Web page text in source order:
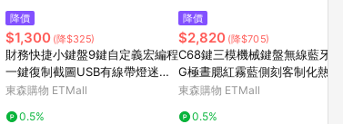
降價
$1,300 (降$325)
財務快捷小鍵盤9鍵自定義宏編程
一鍵復制截圖USB有線帶燈迷你
鍵盤
東森購物 ETMall
0.5%
降價
$2,820 (降$705)
C68鍵三模機械鍵盤無線藍牙5.0
G極晝腮紅霧藍側刻客制化熱插
拔MAC
東森購物 ETMall
0.5%